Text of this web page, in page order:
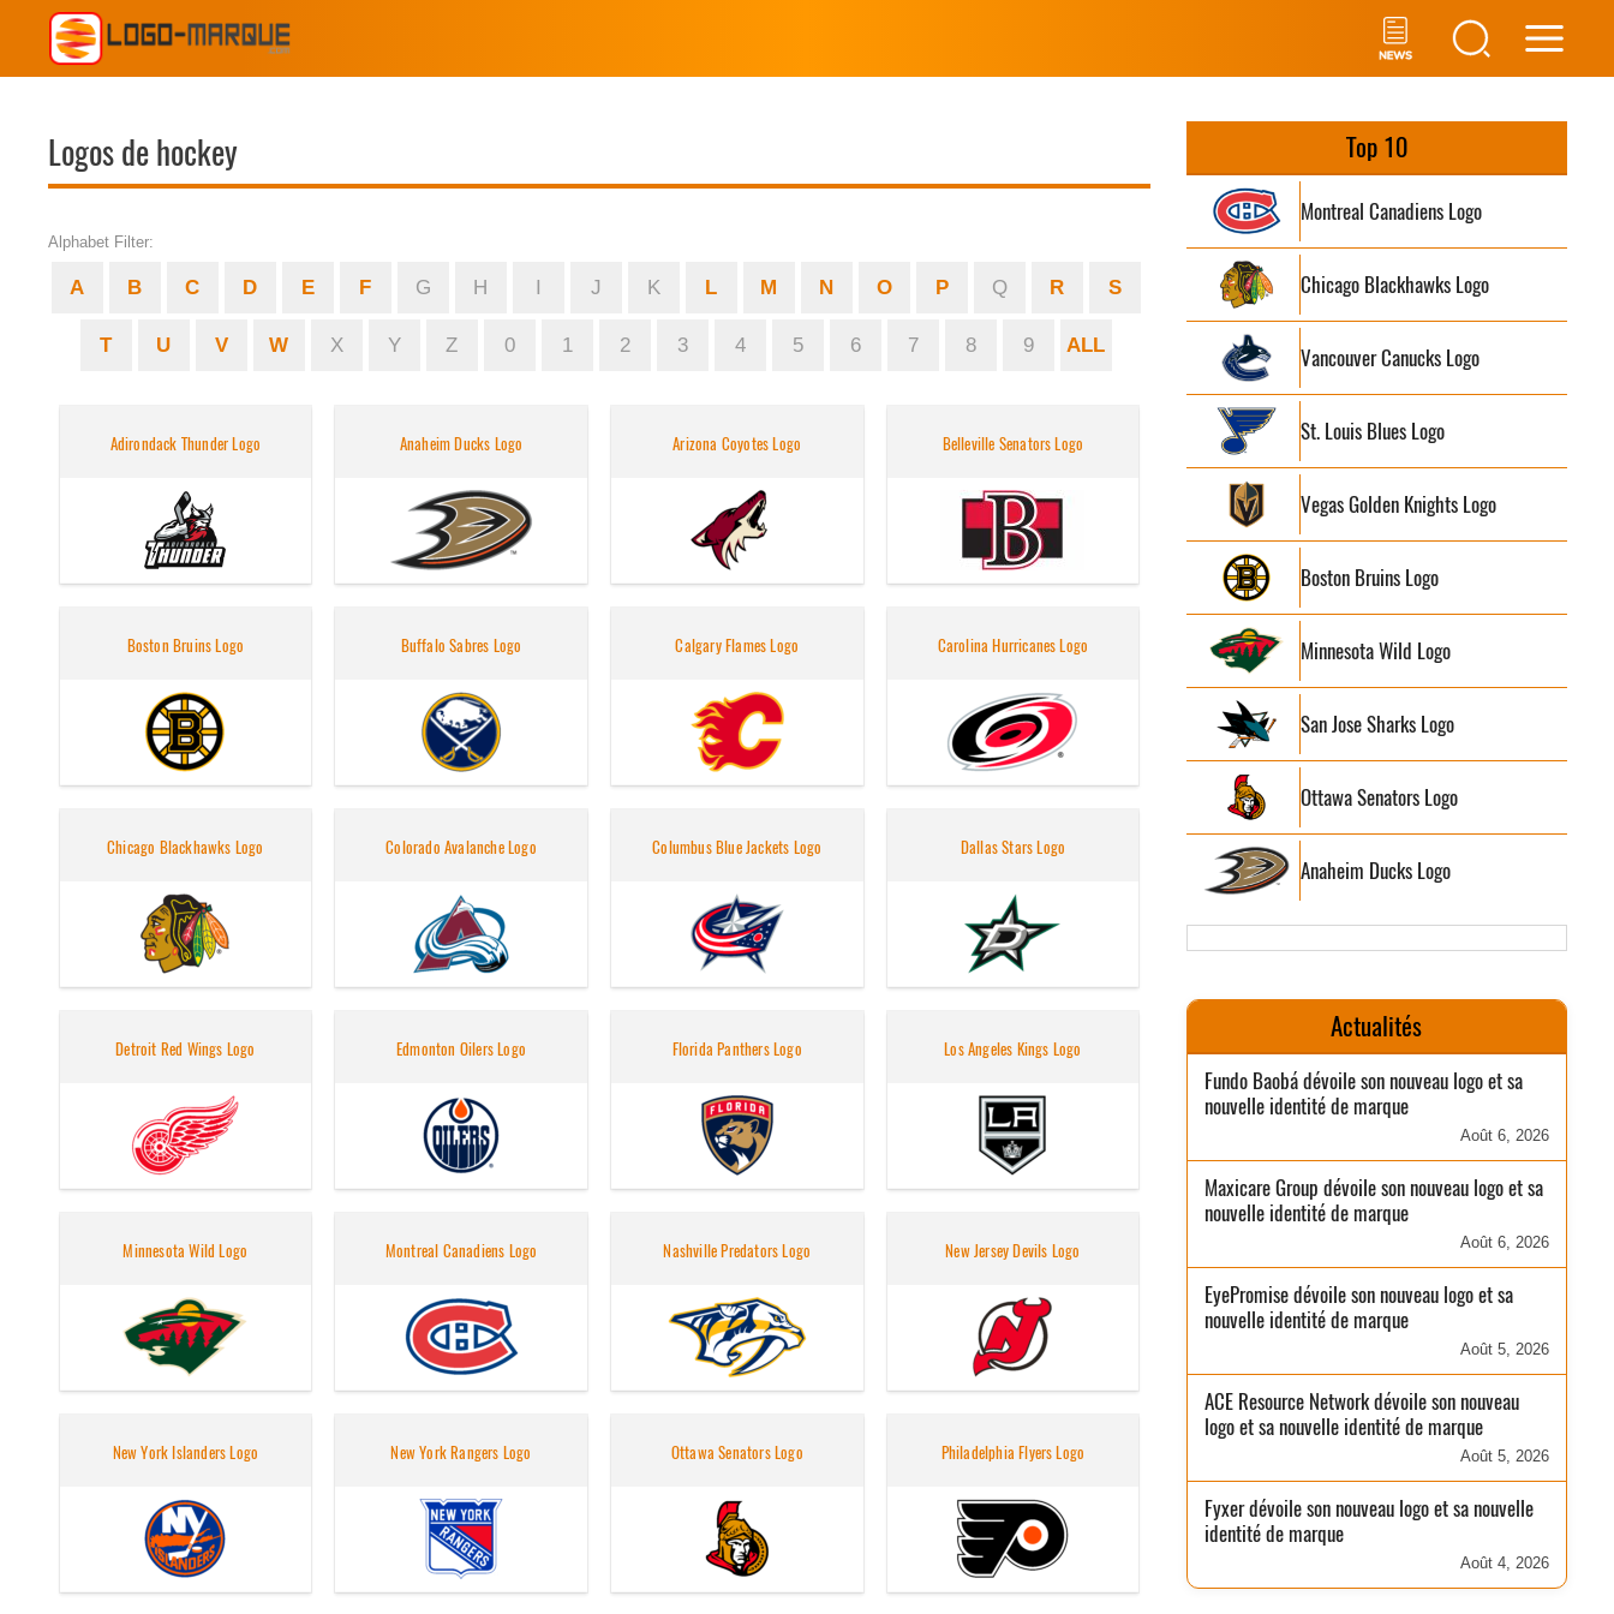
Logos de hockey
Alphabet Filter:
A B C D E F G H I J K L M N O P Q R S
T U V W X Y Z 0 1 2 3 4 5 6 7 8 9 ALL
Adirondack Thunder Logo Anaheim Ducks Logo Arizona Coyotes Logo Belleville Senators Logo
Boston Bruins Logo Buffalo Sabres Logo Calgary Flames Logo Carolina Hurricanes Logo
Chicago Blackhawks Logo Colorado Avalanche Logo Columbus Blue Jackets Logo Dallas Stars Logo
Detroit Red Wings Logo Edmonton Oilers Logo Florida Panthers Logo Los Angeles Kings Logo
Minnesota Wild Logo Montreal Canadiens Logo Nashville Predators Logo New Jersey Devils Logo
New York Islanders Logo New York Rangers Logo Ottawa Senators Logo Philadelphia Flyers Logo
Top 10
Montreal Canadiens Logo
Chicago Blackhawks Logo
Vancouver Canucks Logo
St. Louis Blues Logo
Vegas Golden Knights Logo
Boston Bruins Logo
Minnesota Wild Logo
San Jose Sharks Logo
Ottawa Senators Logo
Anaheim Ducks Logo
Actualités
Fundo Baobá dévoile son nouveau logo et sa
nouvelle identité de marque
Août 6, 2026
Maxicare Group dévoile son nouveau logo et sa
nouvelle identité de marque
Août 6, 2026
EyePromise dévoile son nouveau logo et sa
nouvelle identité de marque
Août 5, 2026
ACE Resource Network dévoile son nouveau
logo et sa nouvelle identité de marque
Août 5, 2026
Fyxer dévoile son nouveau logo et sa nouvelle
identité de marque
Août 4, 2026